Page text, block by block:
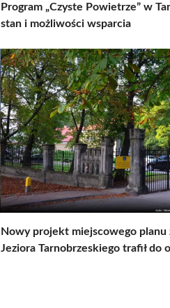
Program „Czyste Powietrze” w
stan i możliwości wsparcia
Nowy projekt miejscowego planu
Jeziora Tarnobrzeskiego trafił do